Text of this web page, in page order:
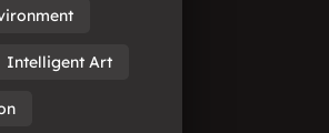
Intelligent Art